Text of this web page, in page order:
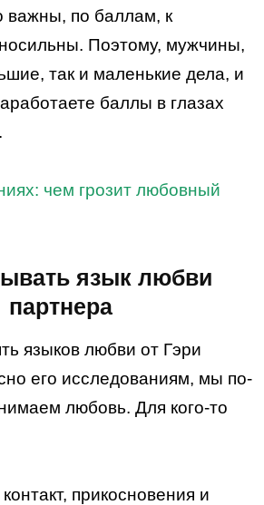
важны, по баллам, к
Поэтому, мужчины,
так и маленькие дела, и
баллы в глазах
чем грозит любовный
язык любви
партнера
языков любви от Гэри
его исследованиям, мы по-
любовь. Для кого-то
прикосновения и